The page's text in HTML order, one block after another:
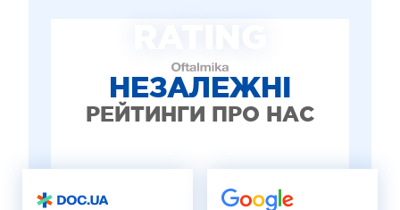
НЕЗАЛЕЖНІ
РЕЙТИНГИ ПРО НАС